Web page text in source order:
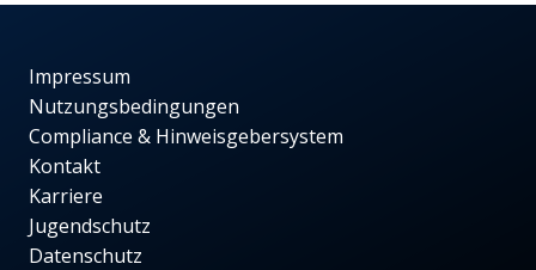
Impressum
Nutzungsbedingungen
Compliance & Hinweisgebersystem
Kontakt
Karriere
Jugendschutz
Datenschutz